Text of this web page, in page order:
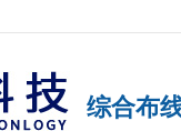
综合布